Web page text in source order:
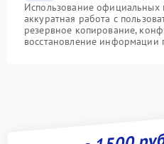
Использование
аккуратная работа с
резервное копирование,
восстановление информации